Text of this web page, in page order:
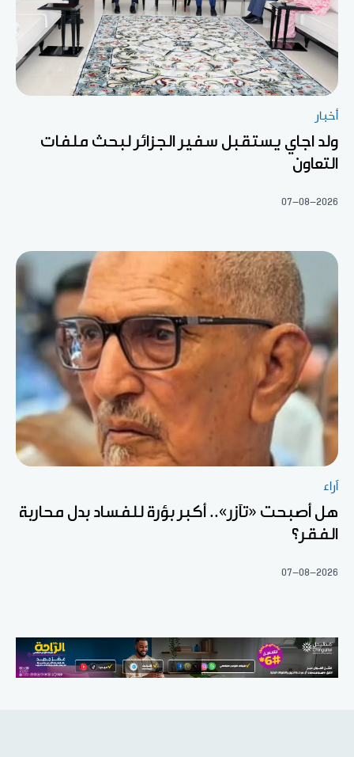
أخبار
ولد اجاي يستقبل سفير الجزائر لبحث ملفات
التعاون
07-08-2026
آراء
هل أصبحت «تآزر».. أكبر بؤرة للفساد بدل محاربة
الفقر؟
07-08-2026